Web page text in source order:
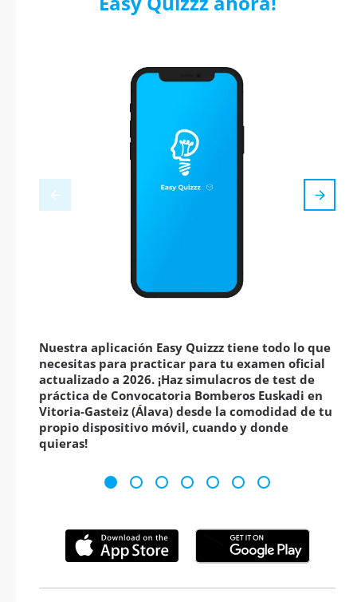
Nuestra aplicación Easy Quizzz tiene todo lo que
necesitas para practicar para tu examen oficial
actualizado a 2026. ¡Haz simulacros de test de
práctica de Convocatoria Bomberos Euskadi en
Vitoria-Gasteiz (Álava) desde la comodidad de tu
propio dispositivo móvil, cuando y donde
quieras!